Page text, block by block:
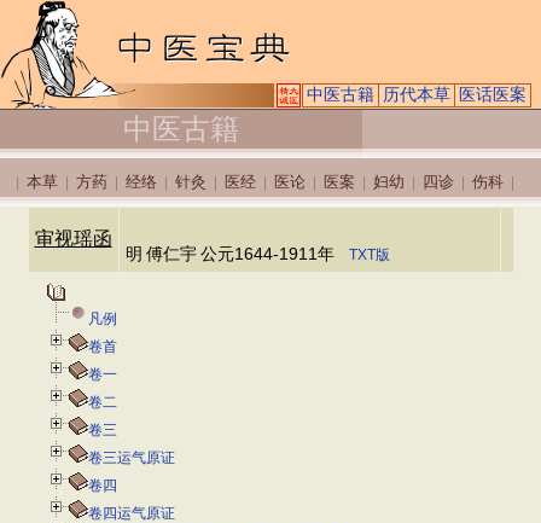
中医古籍 历代本草 医话医案
中医古籍
本草 方药 经络 针灸 医经 医论 医案 妇幼 四诊 伤科
审视瑶函
明 傅仁宇 公元1644-1911年 TXT版
凡例
卷首
卷一
卷二
卷三
卷三运气原证
卷四
卷四运气原证